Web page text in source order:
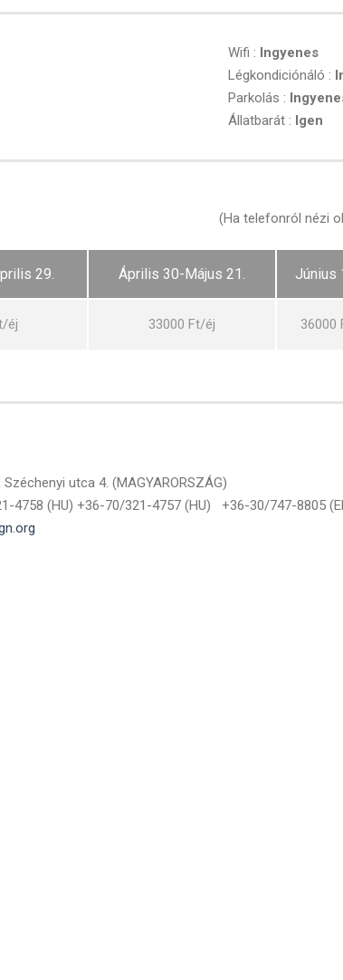
Wifi : Ingyenes
Légkondiciónáló :
Parkolás :
Állatbarát : Igen
(Ha telefonról nézi
29. Április 30-Május 21. Június
éj 33000 Ft/éj 36000
utca 4. (MAGYARORSZÁG)
4758 (HU) +36-70/321-4757 (HU) +36-30/747-8805